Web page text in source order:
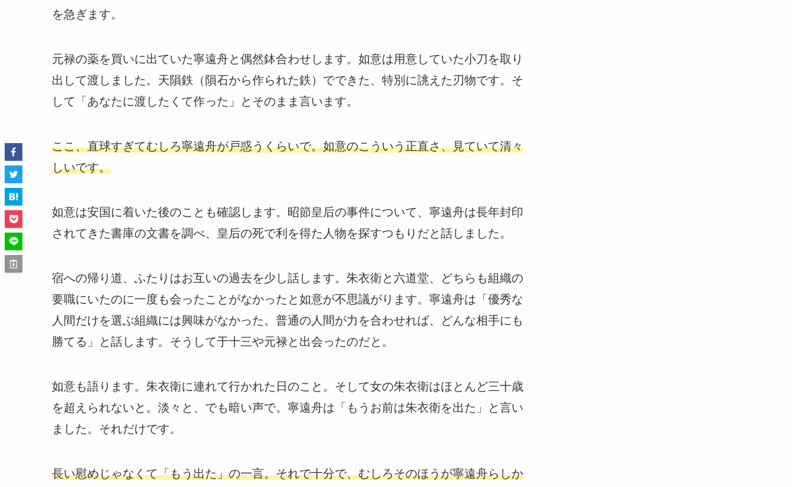
を急ぎます。
元禄の薬を買いに出ていた寧遠舟と偶然鉢合わせします。如意は用意していた小刀を取り
出して渡しました。天隕鉄（隕石から作られた鉄）でできた、特別に誂えた刃物です。そ
して「あなたに渡したくて作った」とそのまま言います。
ここ、直球すぎてむしろ寧遠舟が戸惑うくらいで。如意のこういう正直さ、見ていて清々
しいです。
如意は安国に着いた後のことも確認します。昭節皇后の事件について、寧遠舟は長年封印
されてきた書庫の文書を調べ、皇后の死で利を得た人物を探すつもりだと話しました。
宿への帰り道、ふたりはお互いの過去を少し話します。朱衣衛と六道堂、どちらも組織の
要職にいたのに一度も会ったことがなかったと如意が不思議がります。寧遠舟は「優秀な
人間だけを選ぶ組織には興味がなかった。普通の人間が力を合わせれば、どんな相手にも
勝てる」と話します。そうして于十三や元禄と出会ったのだと。
如意も語ります。朱衣衛に連れて行かれた日のこと。そして女の朱衣衛はほとんど三十歳
を超えられないと。淡々と、でも暗い声で。寧遠舟は「もうお前は朱衣衛を出た」と言い
ました。それだけです。
長い慰めじゃなくて「もう出た」の一言。それで十分で、むしろそのほうが寧遠舟らしか